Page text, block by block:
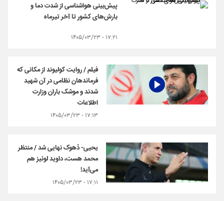
پیش‌بینی هواشناسی از شدت دما و
بارش‌های کشور تا آخر تیرماه
۱۷:۲۱ - ۱۴۰۵/۰۳/۲۳
فیلم / روایت کولیوند از مکانی که
فرماندهان نظامی در آن شهید
شدند و موشک باران وزارت
اطلاعات
۱۷:۱۳ - ۱۴۰۵/۰۳/۲۳
یحیی- دُهوک نهایی شد / منتظر
محمد هست، داوید لوئیز هم
می‌آید!
۱۷:۱۱ - ۱۴۰۵/۰۳/۲۳